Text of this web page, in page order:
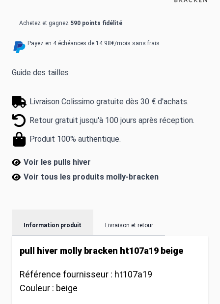
Achetez et gagnez 590 points fidélité
Payez en 4 échéances de 14.98€/mois sans frais.
Guide des tailles
Livraison Colissimo gratuite dès 30 € d'achats.
Retour gratuit jusqu'à 100 jours après réception.
Produit 100% authentique.
Voir les pulls hiver
Voir tous les produits molly-bracken
Information produit Livraison et retour
pull hiver molly bracken ht107a19 beige
Référence fournisseur : ht107a19
Couleur : beige